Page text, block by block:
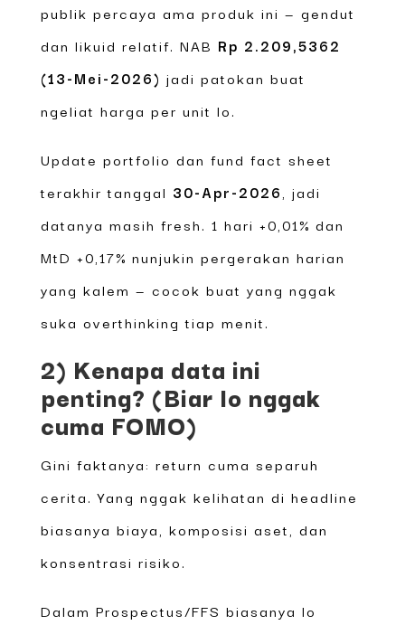
publik percaya ama produk ini — gendut
dan likuid relatif. NAB Rp 2.209,5362
(13-Mei-2026) jadi patokan buat
ngeliat harga per unit lo.
Update portfolio dan fund fact sheet
terakhir tanggal 30-Apr-2026 , jadi
datanya masih fresh. 1 hari +0,01% dan
MtD +0,17% nunjukin pergerakan harian
yang kalem — cocok buat yang nggak
suka overthinking tiap menit.
2) Kenapa data ini
penting? (Biar lo nggak
cuma FOMO)
Gini faktanya: return cuma separuh
cerita. Yang nggak kelihatan di headline
biasanya biaya, komposisi aset, dan
konsentrasi risiko.
Dalam Prospectus/FFS biasanya lo